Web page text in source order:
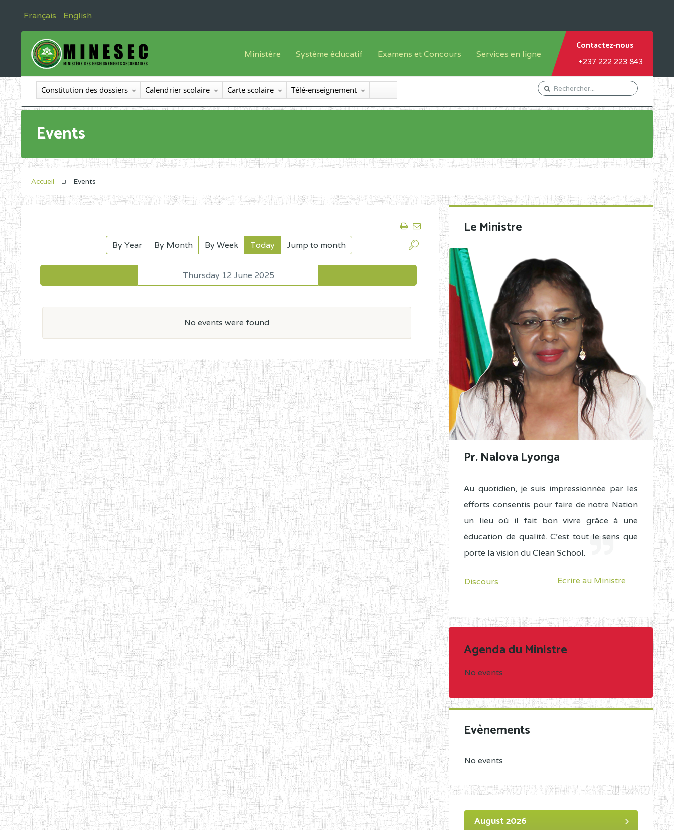
Français English
Ministère
Le Ministre
Le SEESEN
Organigramme
Système éducatif
Offre de formation
Sous système francophone
Progammes d'études
Examens et Concours
Inscriptions
Liste des candidats
Services en ligne
Orientation Conseil
Gestion du Personnel
Demande de subvention
Contactez-nous
+237 222 223 843
Constitution des dossiers Calendrier scolaire Carte scolaire Télé-enseignement
Events
Accueil Events
By Year By Month By Week Today Jump to month
Thursday 12 June 2025
No events were found
Le Ministre
Pr. Nalova Lyonga
Au quotidien, je suis impressionnée par les
efforts consentis pour faire de notre Nation
un lieu où il fait bon vivre grâce à une
éducation de qualité. C'est tout le sens que
porte la vision du Clean School.
Discours Ecrire au Ministre
Agenda du Ministre
No events
Evènements
No events
August 2026